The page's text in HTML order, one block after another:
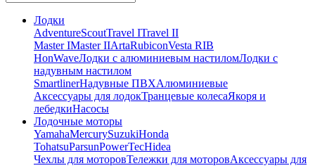
Лодки
AdventureScoutTravel ITravel II
Master IMaster IIArtaRubiconVesta RIB
HonWaveЛодки с алюминиевым настиломЛодки с
надувным настилом
SmartlinerНадувные ПВХАлюминиевые
Аксессуары для лодокТранцевые колесаЯкоря и
лебедкиНасосы
Лодочные моторы
YamahaMercurySuzukiHonda
TohatsuParsunPowerTecHidea
Чехлы для моторовТележки для моторовАксессуары для